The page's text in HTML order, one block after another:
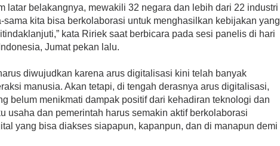
latar belakangnya, mewakili 32 negara dan lebih dari 22 industri
sama kita bisa berkolaborasi untuk menghasilkan kebijakan yang
kata Ririek saat berbicara pada sesi panelis di hari
Jumat pekan lalu.
diwujudkan karena arus digitalisasi kini telah banyak
manusia. Akan tetapi, di tengah derasnya arus digitalisasi,
belum menikmati dampak positif dari kehadiran teknologi dan
usaha dan pemerintah harus semakin aktif berkolaborasi
yang bisa diakses siapapun, kapanpun, dan di manapun demi